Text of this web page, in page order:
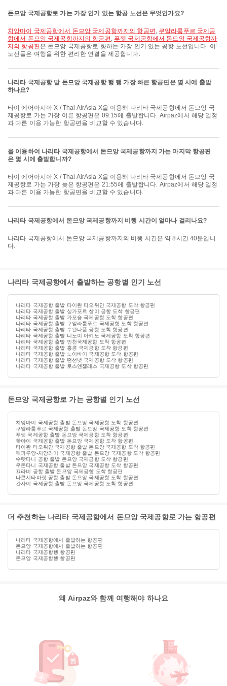
돈므앙 국제공항로 가는 가장 인기 있는 항공 노선은 무엇인가요?
치앙마이 국제공항에서 돈므앙 국제공항까지의 항공편 , 쿠알라룸푸르 국제공
항에서 돈므앙 국제공항까지의 항공편 , 푸껫 국제공항에서 돈므앙 국제공항까
지의 항공편 은 돈므앙 국제공항로 향하는 가장 인기 있는 공항 노선입니다. 이
노선들은 여행을 위한 편리한 연결을 제공합니다.
나리타 국제공항 발 돈므앙 국제공항 행 행 가장 빠른 항공편은 몇 시에 출발
하나요?
타이 에어아시아 X / Thai AirAsia X을 이용해 나리타 국제공항에서 돈므앙 국
제공항로 가는 가장 이른 항공편은 09:15에 출발합니다. Airpaz에서 해당 일정
과 다른 이용 가능한 항공편을 비교할 수 있습니다.
을 이용하여 나리타 국제공항에서 돈므앙 국제공항까지 가는 마지막 항공편
은 몇 시에 출발합니까?
타이 에어아시아 X / Thai AirAsia X을 이용해 나리타 국제공항에서 돈므앙 국
제공항로 가는 가장 늦은 항공편은 21:55에 출발합니다. Airpaz에서 해당 일정
과 다른 이용 가능한 항공편을 비교할 수 있습니다.
나리타 국제공항에서 돈므앙 국제공항까지 비행 시간이 얼마나 걸리나요?
나리타 국제공항에서 돈므앙 국제공항까지의 비행 시간은 약 8시간 40분입니
다.
나리타 국제공항에서 출발하는 공항별 인기 노선
나리타 국제공항 출발 타이완 타오위안 국제공항 도착 항공편
나리타 국제공항 출발 싱가포르 창이 공항 도착 항공편
나리타 국제공항 출발 가오슝 국제공항 도착 항공편
나리타 국제공항 출발 쿠알라룸푸르 국제공항 도착 항공편
나리타 국제공항 출발 수완나품 공항 도착 항공편
나리타 국제공항 출발 니노이 아키노 국제공항 도착 항공편
나리타 국제공항 출발 인천국제공항 도착 항공편
나리타 국제공항 출발 홍콩 국제공항 도착 항공편
나리타 국제공항 출발 노이바이 국제공항 도착 항공편
나리타 국제공항 출발 떤선녓 국제공항 도착 항공편
나리타 국제공항 출발 로스앤젤레스 국제공항 도착 항공편
돈므앙 국제공항로 가는 공항별 인기 노선
치앙마이 국제공항 출발 돈므앙 국제공항 도착 항공편
쿠알라룸푸르 국제공항 출발 돈므앙 국제공항 도착 항공편
푸껫 국제공항 출발 돈므앙 국제공항 도착 항공편
핫야이 국제공항 출발 돈므앙 국제공항 도착 항공편
타이완 타오위안 국제공항 출발 돈므앙 국제공항 도착 항공편
매파루앙-치앙라이 국제공항 출발 돈므앙 국제공항 도착 항공편
수랏타니 공항 출발 돈므앙 국제공항 도착 항공편
우돈타니 국제공항 출발 돈므앙 국제공항 도착 항공편
끄라비 공항 출발 돈므앙 국제공항 도착 항공편
나콘시타마랏 공항 출발 돈므앙 국제공항 도착 항공편
간사이 국제공항 출발 돈므앙 국제공항 도착 항공편
더 추천하는 나리타 국제공항에서 돈므앙 국제공항로 가는 항공편
나리타 국제공항에서 출발하는 항공편
돈므앙 국제공항에서 출발하는 항공편
나리타 국제공항행 항공편
돈므앙 국제공항행 항공편
왜 Airpaz와 함께 여행해야 하나요